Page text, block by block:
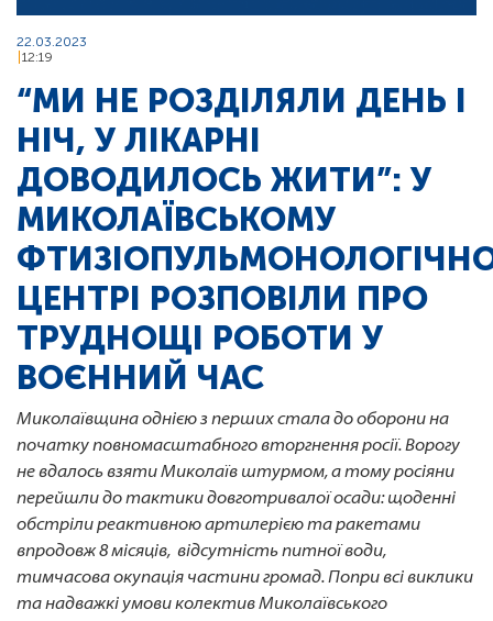
22.03.2023
12:19
“МИ НЕ РОЗДІЛЯЛИ ДЕНЬ І
НІЧ, У ЛІКАРНІ
ДОВОДИЛОСЬ ЖИТИ”: У
МИКОЛАЇВСЬКОМУ
ЦЕНТРІ РОЗПОВІЛИ ПРО
ТРУДНОЩІ РОБОТИ У
ВОЄННИЙ ЧАС
Миколаївщина однією з перших стала до оборони на
початку повномасштабного вторгнення росії. Ворогу
не вдалось взяти Миколаїв штурмом, а тому росіяни
перейшли до тактики довготривалої осади: щоденні
обстріли реактивною артилерією та ракетами
впродовж 8 місяців, відсутність питної води,
тимчасова окупація частини громад. Попри всі виклики
та надважкі умови колектив Миколаївського